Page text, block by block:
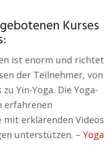
Kurses
ist enorm und richtet
der Teilnehmer, von
Yin-Yoga. Die Yoga-
erfahrenen
erklärenden Videos
unterstützen. – Yoga